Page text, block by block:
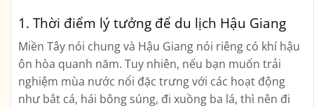
1. Thời điểm lý tưởng để du lịch Hậu Giang
Miền Tây nói chung và Hậu Giang nói riêng có khí hậu
ôn hòa quanh năm. Tuy nhiên, nếu bạn muốn trải
nghiệm mùa nước nổi đặc trưng với các hoạt động
như bắt cá, hái bông súng, đi xuồng ba lá, thì nên đi